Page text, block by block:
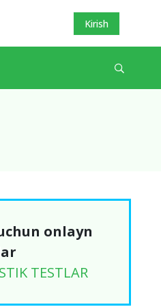
Kirish
onlayn
TESTLAR